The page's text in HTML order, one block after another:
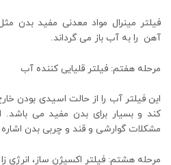
فیلتر مینرال مواد معدنی مفید بدن
آهن را به آب باز می گرداند.
مرحله هفتم: فیلتر قلیایی کننده آب
کند و بسیار برای بدن مفید می
مشکلات گوارشی و قند و چربی بدن اشاره
مرحله هشتم: فیلتر اکسیژن ساز، انرژی زا